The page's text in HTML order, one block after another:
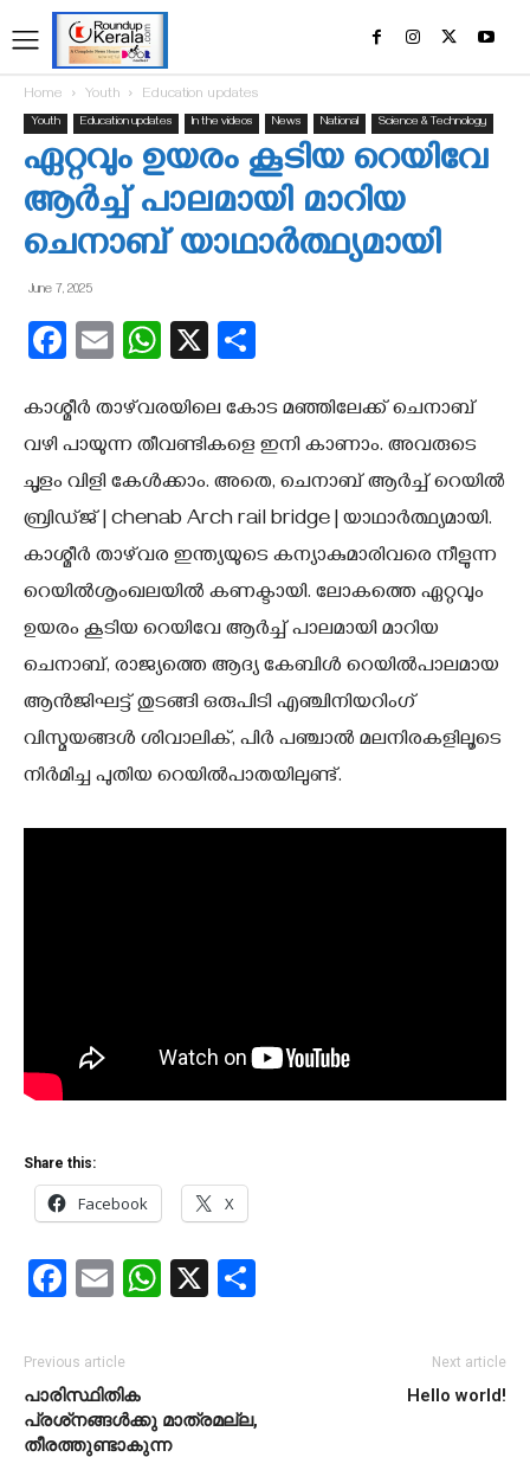
Home Youth Education updates
Youth Education updates In the videos News National Science & Technology
ഏറ്റവും ഉയരം കൂടിയ റെയിവേ
ആര്‍ച്ച് പാലമായി മാറിയ
ചെനാബ് യാഥാര്‍ത്ഥ്യമായി
June 7, 2025
Facebook
EmailWhatsApp
X
കാശ്മീര്‍ താഴ്‌വരയിലെ കോട മഞ്ഞിലേക്ക് ചെനാബ്
വഴി പായുന്ന തീവണ്ടികളെ ഇനി കാണാം. അവരുടെ
ചൂളം വിളി കേള്‍ക്കാം. അതെ, ചെനാബ് ആര്‍ച്ച് റെയില്‍
ബ്രിഡ്ജ് | chenab Arch rail bridge | യാഥാര്‍ത്ഥ്യമായി.
കാശ്മീര്‍ താഴ്‌വര ഇന്ത്യയുടെ കന്യാകുമാരിവരെ നീളുന്ന
റെയില്‍ശൃംഖലയില്‍ കണക്ടായി. ലോകത്തെ ഏറ്റവും
ഉയരം കൂടിയ റെയിവേ ആര്‍ച്ച് പാലമായി മാറിയ
ചെനാബ്, രാജ്യത്തെ ആദ്യ കേബിള്‍ റെയില്‍പാലമായ
ആന്‍ജിഘട്ട് തുടങ്ങി ഒരുപിടി എഞ്ചിനിയറിംഗ്
വിസ്മയങ്ങള്‍ ശിവാലിക്, പിര്‍ പഞ്ചാല്‍ മലനിരകളിലൂടെ
നിര്‍മിച്ച പുതിയ റെയില്‍പാതയിലുണ്ട്.
Share this:
Facebook X
Facebook
EmailWhatsApp
X
Previous article
പാരിസ്ഥിതിക
പ്രശ്‌നങ്ങള്‍ക്കു മാത്രമല്ല,
തീരത്തുണ്ടാകുന്ന
Next article
Hello world!